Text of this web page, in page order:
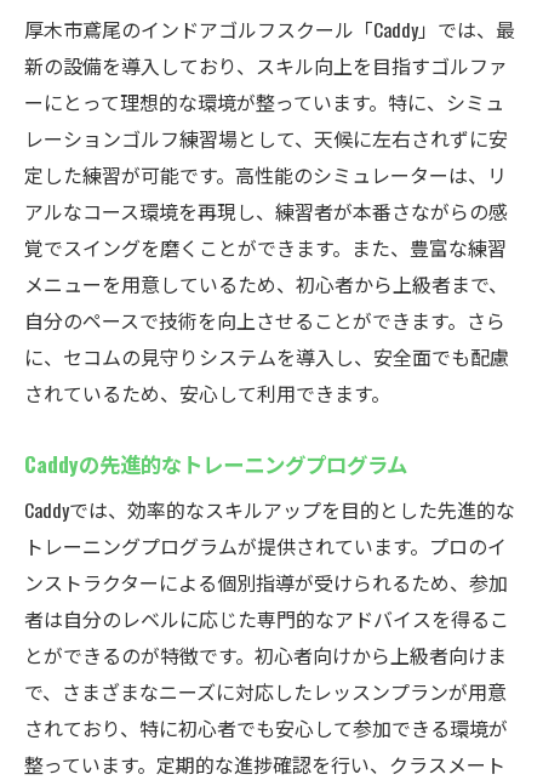
厚木市鳶尾のインドアゴルフスクール「Caddy」では、最
新の設備を導入しており、スキル向上を目指すゴルファ
ーにとって理想的な環境が整っています。特に、シミュ
レーションゴルフ練習場として、天候に左右されずに安
定した練習が可能です。高性能のシミュレーターは、リ
アルなコース環境を再現し、練習者が本番さながらの感
覚でスイングを磨くことができます。また、豊富な練習
メニューを用意しているため、初心者から上級者まで、
自分のペースで技術を向上させることができます。さら
に、セコムの見守りシステムを導入し、安全面でも配慮
されているため、安心して利用できます。
Caddyの先進的なトレーニングプログラム
Caddyでは、効率的なスキルアップを目的とした先進的な
トレーニングプログラムが提供されています。プロのイ
ンストラクターによる個別指導が受けられるため、参加
者は自分のレベルに応じた専門的なアドバイスを得るこ
とができるのが特徴です。初心者向けから上級者向けま
で、さまざまなニーズに対応したレッスンプランが用意
されており、特に初心者でも安心して参加できる環境が
整っています。定期的な進捗確認を行い、クラスメート